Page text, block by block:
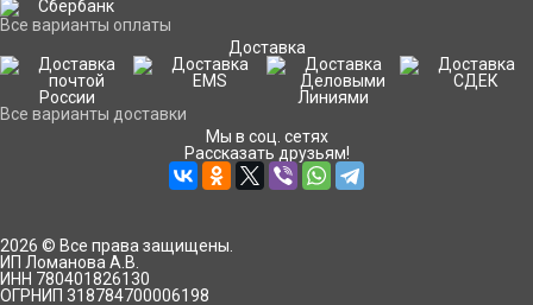
Все варианты оплаты
Доставка
Все варианты доставки
Мы в соц. сетях
Рассказать друзьям!
2026 © Все права защищены.
ИП Ломанова А.В.
ИНН 780401826130
ОГРНИП 318784700006198